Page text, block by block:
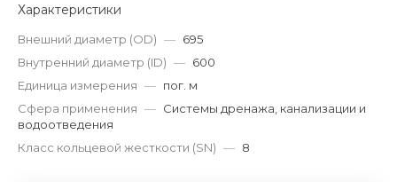
Характеристики
Внешний диаметр (OD) — 695
Внутренний диаметр (ID) — 600
Единица измерения — пог. м
Сфера применения — Системы дренажа, канализации и
водоотведения
Класс кольцевой жесткости (SN) — 8